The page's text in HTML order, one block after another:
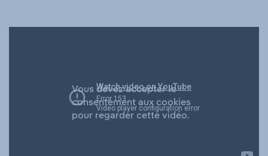
Vous devez accepter le
consentement aux cookies
pour regarder cette vidéo.